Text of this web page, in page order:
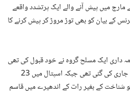
میں پیش آنے والے ایک پرتشدد واقعے
کے بیان کو بھی توڑ مروڑ کر پیش کرنے کا
داری ایک مسلح گروہ نے خود قبول کی تھی
اور 12 جنگجوؤں کے نام و شناخت جاری کی گئی تھی جبکہ اسپتال میں 23
شناخت کے بغیر رات کے اندھیرے میں قاسم